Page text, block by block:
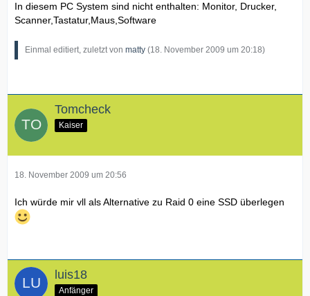
In diesem PC System sind nicht enthalten: Monitor, Drucker,
Scanner,Tastatur,Maus,Software
Einmal editiert, zuletzt von matty (18. November 2009 um 20:18)
Tomcheck
Kaiser
18. November 2009 um 20:56
Ich würde mir vll als Alternative zu Raid 0 eine SSD überlegen
luis18
Anfänger